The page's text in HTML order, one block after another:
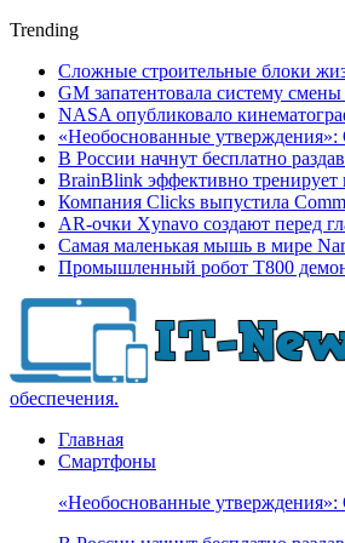
Trending
Сложные строительные блоки
GM запатентовала систему
NASA опубликовало
«Необоснованные утверждения»:
В России начнут бесплатно
BrainBlink эффективно тренирует
Компания Clicks выпустила
AR-очки Xynavo создают перед
Самая маленькая мышь в мире
Промышленный робот Т800
обеспечения.
Главная
Смартфоны
«Необоснованные утверждения»: